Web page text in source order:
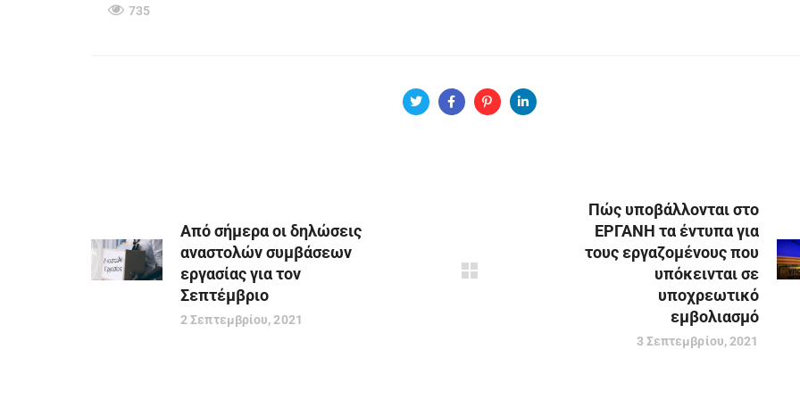
735
Από σήμερα οι δηλώσεις
αναστολών συμβάσεων
εργασίας για τον
Σεπτέμβριο
2 Σεπτεμβρίου, 2021
Πώς υποβάλλονται στο
ΕΡΓΑΝΗ τα έντυπα για
τους εργαζομένους που
υπόκεινται σε
υποχρεωτικό
εμβολιασμό
3 Σεπτεμβρίου, 2021